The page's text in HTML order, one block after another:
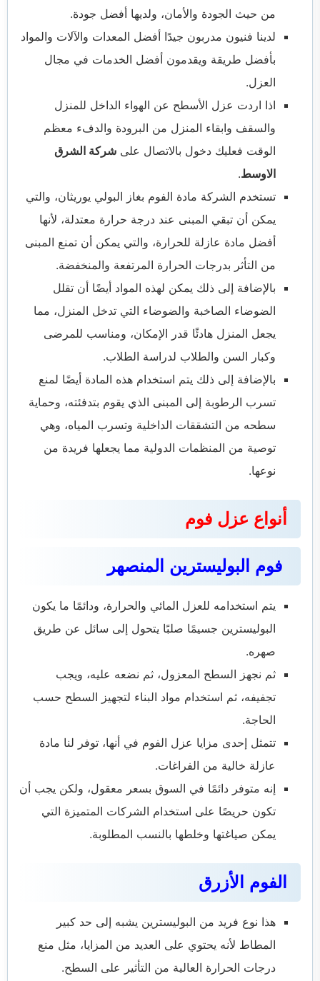
من حيث الجودة والأمان، ولديها أفضل جودة.
لدينا فنيون مدربون جيدًا أفضل المعدات والآلات والمواد
بأفضل طريقة ويقدمون أفضل الخدمات في مجال
العزل.
اذا اردت عزل الأسطح عن الهواء الداخل للمنزل
والسقف وابقاء المنزل من البرودة والدفء معظم
الوقت فعليك دخول بالاتصال على شركة الشرق
الاوسط.
تستخدم الشركة مادة الفوم بغاز البولي يوريثان، والتي
يمكن أن تبقي المبنى عند درجة حرارة معتدلة، لأنها
أفضل مادة عازلة للحرارة، والتي يمكن أن تمنع المبنى
من التأثر بدرجات الحرارة المرتفعة والمنخفضة.
بالإضافة إلى ذلك يمكن لهذه المواد أيضًا أن تقلل
الضوضاء الصاخبة والضوضاء التي تدخل المنزل، مما
يجعل المنزل هادئًا قدر الإمكان، ومناسب للمرضى
وكبار السن والطلاب لدراسة الطلاب.
بالإضافة إلى ذلك يتم استخدام هذه المادة أيضًا لمنع
تسرب الرطوبة إلى المبنى الذي يقوم بتدفئته، وحماية
سطحه من التشققات الداخلية وتسرب المياه، وهي
توصية من المنظمات الدولية مما يجعلها فريدة من
نوعها.
أنواع عزل فوم
فوم البوليسترين المنصهر
يتم استخدامه للعزل المائي والحرارة، ودائمًا ما يكون
البوليسترين جسيمًا صلبًا يتحول إلى سائل عن طريق
صهره.
ثم نجهز السطح المعزول، ثم نضعه عليه، ويجب
تجفيفه، ثم استخدام مواد البناء لتجهيز السطح حسب
الحاجة.
تتمثل إحدى مزايا عزل الفوم في أنها، توفر لنا مادة
عازلة خالية من الفراغات.
إنه متوفر دائمًا في السوق بسعر معقول، ولكن يجب أن
تكون حريصًا على استخدام الشركات المتميزة التي
يمكن صياغتها وخلطها بالنسب المطلوبة.
الفوم الأزرق
هذا نوع فريد من البوليسترين يشبه إلى حد كبير
المطاط لأنه يحتوي على العديد من المزايا، مثل منع
درجات الحرارة العالية من التأثير على السطح.